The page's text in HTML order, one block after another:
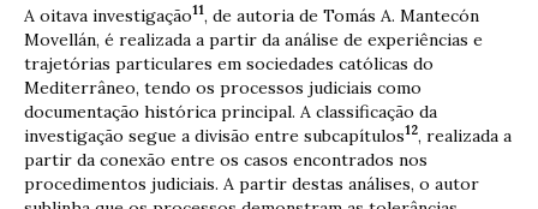
A oitava investigação11, de autoria de Tomás A. Mantecón
Movellán, é realizada a partir da análise de experiências e
trajetórias particulares em sociedades católicas do
Mediterrâneo, tendo os processos judiciais como
documentação histórica principal. A classificação da
investigação segue a divisão entre subcapítulos12, realizada a
partir da conexão entre os casos encontrados nos
procedimentos judiciais. A partir destas análises, o autor